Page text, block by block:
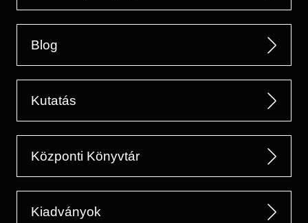
Blog
Kutatás
Központi Könyvtár
Kiadványok